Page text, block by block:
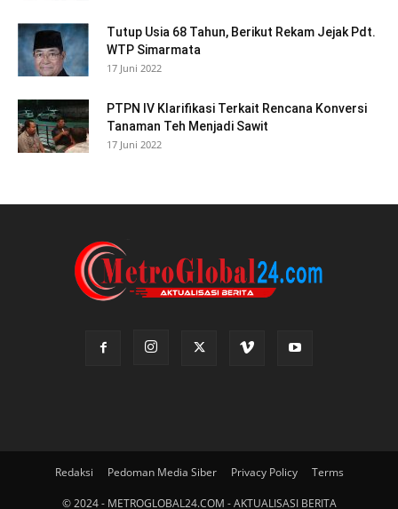
Tutup Usia 68 Tahun, Berikut Rekam Jejak Pdt.
WTP Simarmata
17 Juni 2022
PTPN IV Klarifikasi Terkait Rencana Konversi
Tanaman Teh Menjadi Sawit
17 Juni 2022
Redaksi Pedoman Media Siber Privacy Policy Terms
© 2024 - METROGLOBAL24.COM - AKTUALISASI BERITA